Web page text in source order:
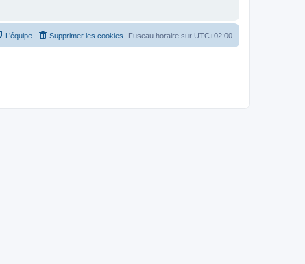
Fuseau horaire sur UTC+02:00
Supprimer les cookies
L’équipe